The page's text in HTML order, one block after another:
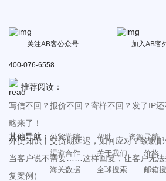
关注AB客公众号 加入AB客
400-076-6558
推荐阅读：
写信不回？报价不回？寄样不回？发了IP
略来了！
外贸知识丨交货期延迟，如何应对？致歉
当客户说不需要……这样回复，让客户无法
复案例）
其他导航： 外贸学院 帮助 资源导航
渠道合作
关于我们 价格
海关数据
全球搜索 邮箱